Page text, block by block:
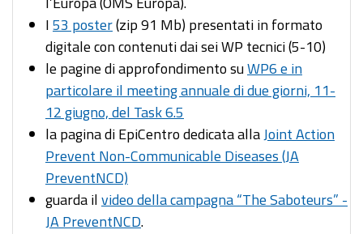
I53 poster(zip 91 Mb) presentati in formato
digitale con contenuti dai sei WP tecnici (5-10)
le pagine di approfondimento suWP6 e in
particolare il meeting annuale di due giorni, 11-
12 giugno, del Task 6.5
la pagina di EpiCentro dedicata allaJoint Action
Prevent Non-Communicable Diseases (JA
PreventNCD)
guarda ilvideo della campagna “The Saboteurs” -
JA PreventNCD.